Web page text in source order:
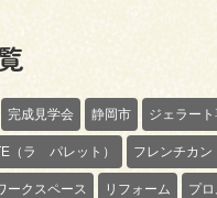
完成見学会 静岡市 ジェラー
（ラ パレット） フレンチカン
ークスペース リフォーム プ